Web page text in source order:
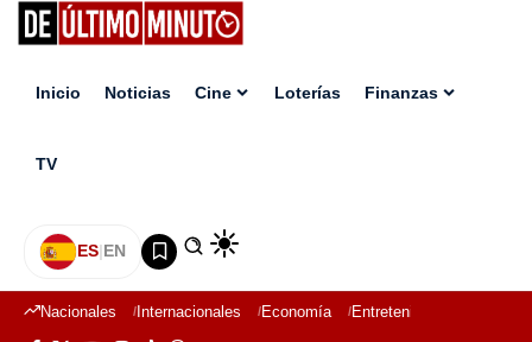
Inicio Noticias Cine Loterías Finanzas
TV
ES|EN
Nacionales Internacionales Economía Entretenimiento